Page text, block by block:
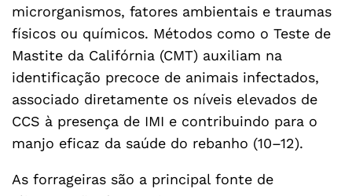
microrganismos, fatores ambientais e traumas
físicos ou químicos. Métodos como o Teste de
Mastite da Califórnia (CMT) auxiliam na
identificação precoce de animais infectados,
associado diretamente os níveis elevados de
CCS à presença de IMI e contribuindo para o
manjo eficaz da saúde do rebanho (10–12).
As forrageiras são a principal fonte de